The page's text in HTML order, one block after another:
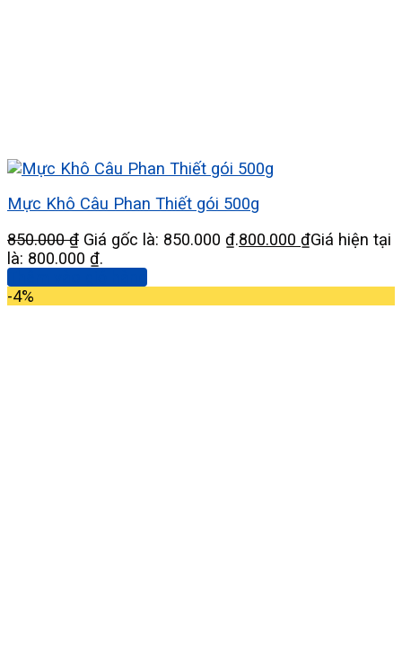
Mực Khô Câu Phan Thiết gói 500g
850.000₫ Giá gốc là: 850.000 ₫.800.000 ₫Giá hiện tại
là: 800.000 ₫.
Thêm vào giỏ hàng
-4%